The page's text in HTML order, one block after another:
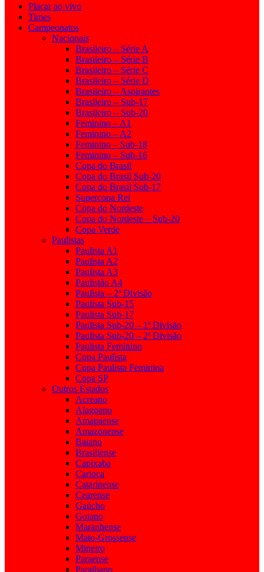
Placar ao vivo
Times
Campeonatos
Nacionais
Brasileiro – Série A
Brasileiro – Série B
Brasileiro – Série C
Brasileiro – Série D
Brasileiro – Aspirantes
Brasileiro – Sub-17
Brasileiro – Sub-20
Feminino – A1
Feminino – A2
Feminino – Sub-18
Feminino – Sub-16
Copa do Brasil
Copa do Brasil Sub-20
Copa do Brasil Sub-17
Supercopa Rei
Copa do Nordeste
Copa do Nordeste – Sub-20
Copa Verde
Paulistas
Paulista A1
Paulista A2
Paulista A3
Paulistão A4
Paulista – 2ª Divisão
Paulista Sub-15
Paulista Sub-17
Paulista Sub-20 – 1ª Divisão
Paulista Sub-20 – 2ª Divisão
Paulista Feminino
Copa Paulista
Copa Paulista Feminina
Copa SP
Outros Estados
Acreano
Alagoano
Amapaense
Amazonense
Baiano
Brasiliense
Capixaba
Carioca
Catarinense
Cearense
Gaúcho
Goiano
Maranhense
Mato-Grossense
Mineiro
Paraense
Paraibano